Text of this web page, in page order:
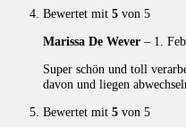
Bewertet mit 5 von 5
Marissa De Wever – 1.
Super schön und toll
davon und liegen
Bewertet mit 5 von 5